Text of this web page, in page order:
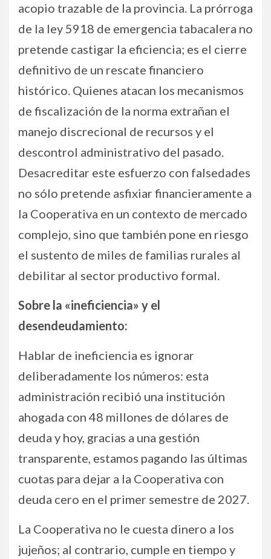
acopio trazable de la provincia. La prórroga
de la ley 5918 de emergencia tabacalera no
pretende castigar la eficiencia; es el cierre
definitivo de un rescate financiero
histórico. Quienes atacan los mecanismos
de fiscalización de la norma extrañan el
manejo discrecional de recursos y el
descontrol administrativo del pasado.
Desacreditar este esfuerzo con falsedades
no sólo pretende asfixiar financieramente a
la Cooperativa en un contexto de mercado
complejo, sino que también pone en riesgo
el sustento de miles de familias rurales al
debilitar al sector productivo formal.
Sobre la «ineficiencia» y el
desendeudamiento:
Hablar de ineficiencia es ignorar
deliberadamente los números: esta
administración recibió una institución
ahogada con 48 millones de dólares de
deuda y hoy, gracias a una gestión
transparente, estamos pagando las últimas
cuotas para dejar a la Cooperativa con
deuda cero en el primer semestre de 2027.
La Cooperativa no le cuesta dinero a los
jujeños; al contrario, cumple en tiempo y